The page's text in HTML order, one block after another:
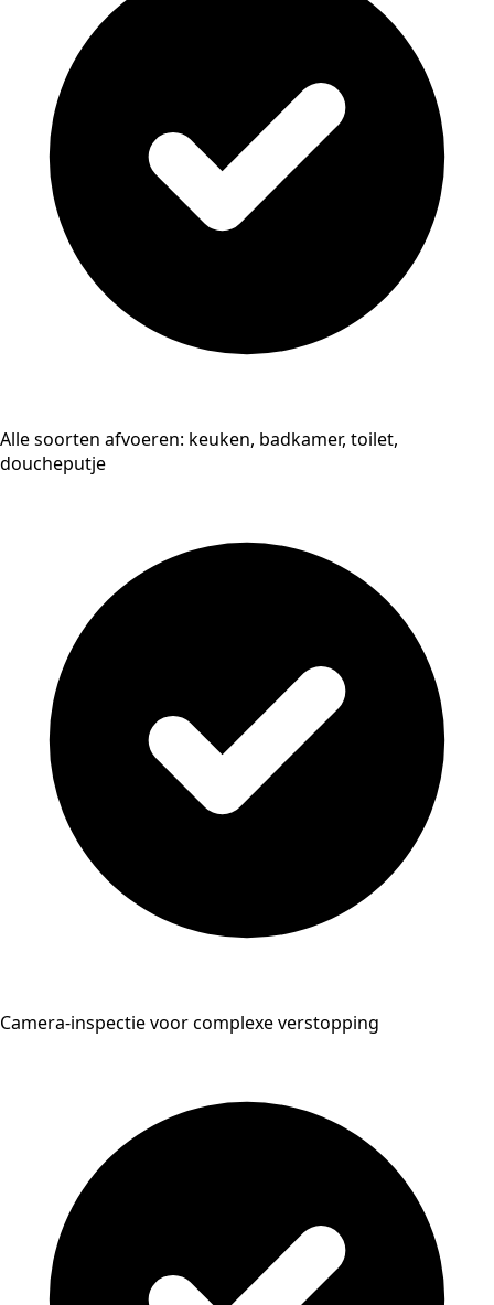
Alle soorten afvoeren: keuken, badkamer, toilet,
doucheputje
Camera-inspectie voor complexe verstopping